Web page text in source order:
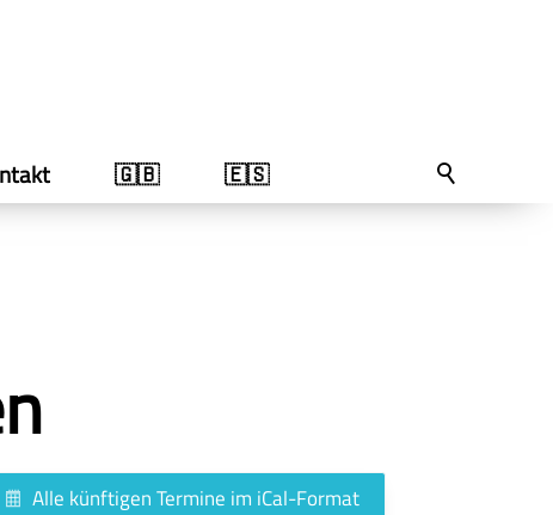
🇬🇧 🇪🇸
Alle künftigen Termine im iCal-Format